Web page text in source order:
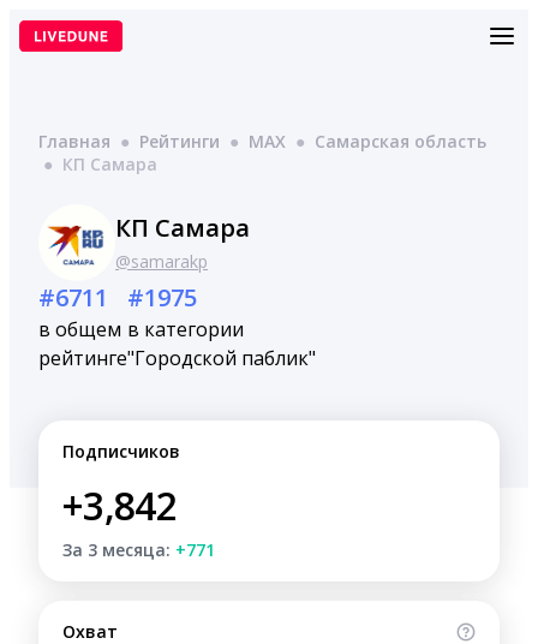
Перейти
Главная ● Рейтинги ● MAX ● Самарская область
● КП Самара
КП Самара
@samarakp
#6711
в общем
рейтинге
#1975
в категории
"Городской паблик"
Подписчиков
+3,842
За 3 месяца: +771
Охват